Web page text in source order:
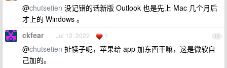
@chutsetien 没记错的话新版 Outlook 也是先上 Mac 几个月后
才上的 Windows 。
19
ckfear Jul 13, 2022 1
@chutsetien 扯犊子呢，苹果给 app 加东西干嘛，这是微软自
己加的。